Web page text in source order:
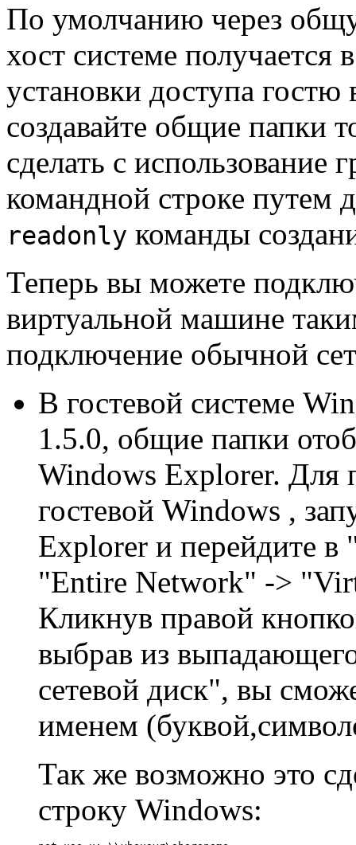
По умолчанию через
хост системе
установки доступа
создавайте общие папки
сделать с использование
командной строке путем
readonly команды
Теперь вы можете
виртуальной машине
подключение обычной
В гостевой системе
1.5.0, общие папки
Windows Explorer. Для
гостевой Windows ,
Explorer и перейдите
"Entire Network" ->
Кликнув правой
выбрав из
сетевой диск", вы
именем
Так же возможно это
строку Windows: